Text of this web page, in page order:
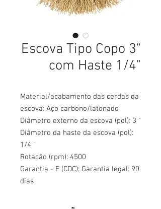
Escova Tipo Copo 3"
com Haste 1/4"
Material/acabamento das cerdas da
escova: Aço carbono/latonado
Diâmetro externo da escova (pol): 3 "
Diâmetro da haste da escova (pol):
1/4 "
Rotação (rpm): 4500
Garantia - E (CDC): Garantia legal: 90
dias